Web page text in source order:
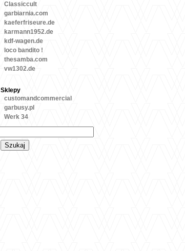
Classiccult
garbiarnia.com
kaeferfriseure.de
karmann1952.de
kdf-wagen.de
loco bandito !
thesamba.com
vw1302.de
Sklepy
customandcommercial
garbusy.pl
Werk 34